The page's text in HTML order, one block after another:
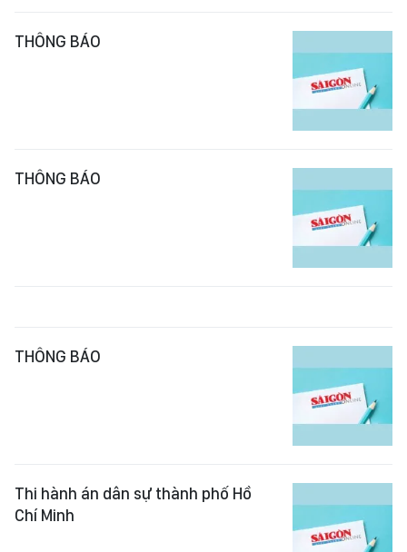
THÔNG BÁO
THÔNG BÁO
THÔNG BÁO
Thi hành án dân sự thành phố Hồ
Chí Minh